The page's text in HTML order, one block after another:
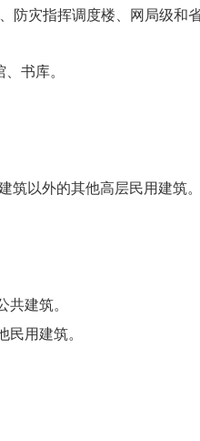
灾指挥调度楼、网局级和省
书库。
以外的其他高层民用建筑。
建筑。
用建筑。